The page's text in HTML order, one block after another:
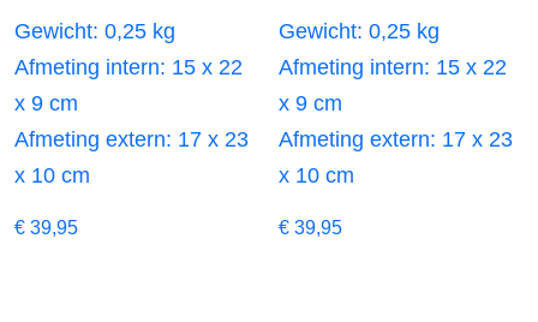
Gewicht: 0,25 kg
Afmeting intern: 15 x 22
x 9 cm
Afmeting extern: 17 x 23
x 10 cm
€ 39,95
Gewicht: 0,25 kg
Afmeting intern: 15 x 22
x 9 cm
Afmeting extern: 17 x 23
x 10 cm
€ 39,95